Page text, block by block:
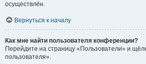
осуществлён.
Вернуться к началу
Как мне найти пользователя конференции?
Перейдите на страницу «Пользователи» и
пользователя».